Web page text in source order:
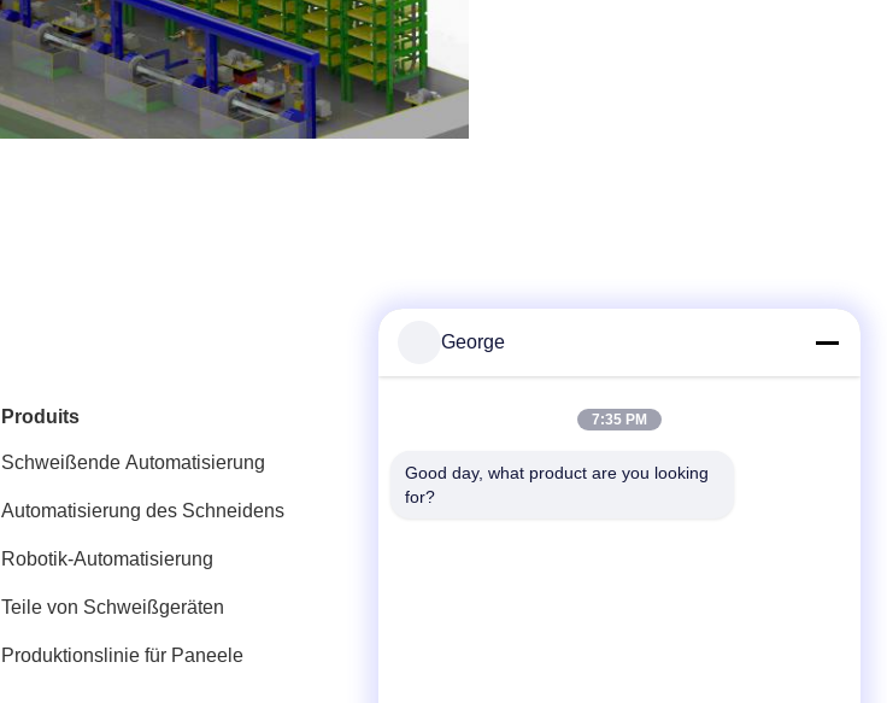
Produits
Schweißende Automatisierung
Automatisierung des Schneidens
Robotik-Automatisierung
Teile von Schweißgeräten
Produktionslinie für Paneele
Schnelle Kontaktaufnahme
Tel.
George
7:35 PM
Good day, what product are you looking
for?